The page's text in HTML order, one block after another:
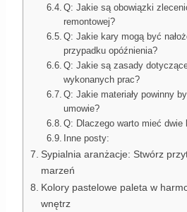
Q: Jakie są obowiązki
remontowej?
Q: Jakie kary mogą być
przypadku opóźnienia?
Q: Jakie są zasady
wykonanych prac?
Q: Jakie materiały powinny
umowie?
Q: Dlaczego warto mieć dwie
Inne posty:
Sypialnia aranżacje: Stwórz
marzeń
Kolory pastelowe paleta w
wnętrz